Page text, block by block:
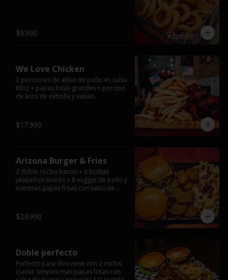
$9.990
We Love Chicken
2 porciones de alitas de pollo en salsa
BBQ + papas fritas grandes + porcion
de aros de cebolla y salsas.
$17.990
Arizona Burger & Fries
2 doble rochis bacon + 6 bolitas
jalapeños snacks + 8 nugget de pollo y
nuestras papas fritas con salsa de
$24.990
Doble perfecto
Perfecto para dos viene con 2 rochis
classic simples mas papas fritas con